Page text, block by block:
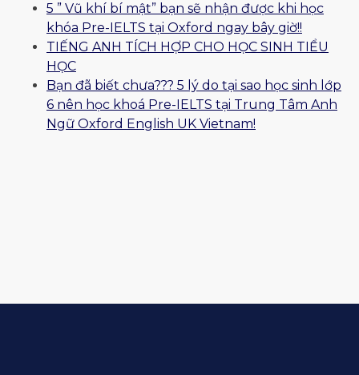
5 ” Vũ khí bí mật” bạn sẽ nhận được khi học
khóa Pre-IELTS tại Oxford ngay bây giờ!!
TIẾNG ANH TÍCH HỢP CHO HỌC SINH TIỂU
HỌC
Bạn đã biết chưa??? 5 lý do tại sao học sinh lớp
6 nên học khoá Pre-IELTS tại Trung Tâm Anh
Ngữ Oxford English UK Vietnam!